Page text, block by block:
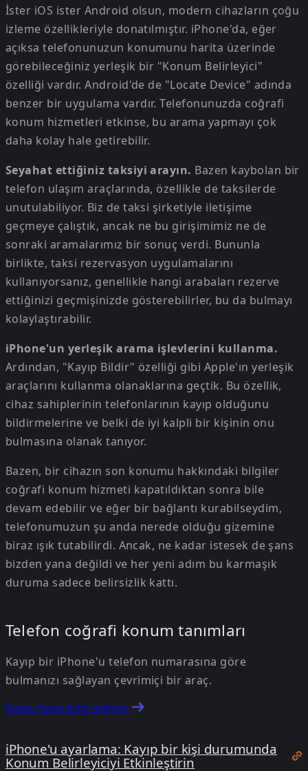
İster iOS ister Android olsun, modern cihazların çoğu
izleme özellikleriyle donatılmıştır. iPhone'da, eğer
açıksa telefonunuzun konumunu harita üzerinde
görebileceğiniz yerleşik bir "Konum Belirleyici"
özelliği vardır. Android'de de "Locate Device" adında
benzer bir uygulama vardır. Telefonunuzda coğrafi
konum hizmetleri etkinse, bu arama yapmayı çok
daha kolay hale getirebilir.
Seyahat ettiğiniz taksiyi arayın. Bazen kaybolan bir
telefon ulaşım araçlarında, özellikle de taksilerde
unutulabiliyor. Biz de taksi şirketiyle iletişime
geçmeye çalıştık, ancak ne bu girişimimiz ne de
sonraki aramalarımız bir sonuç verdi. Bununla
birlikte, taksi rezervasyon uygulamalarını
kullanıyorsanız, genellikle hangi arabaları rezerve
ettiğinizi geçmişinizde gösterebilirler, bu da bulmayı
kolaylaştırabilir.
iPhone'un yerleşik arama işlevlerini kullanma.
Ardından, "Kayıp Bildir" özelliği gibi Apple'ın yerleşik
araçlarını kullanma olanaklarına geçtik. Bu özellik,
cihaz sahiplerinin telefonlarının kayıp olduğunu
bildirmelerine ve belki de iyi kalpli bir kişinin onu
bulmasına olanak tanıyor.
Bazen, bir cihazın son konumu hakkındaki bilgiler
coğrafi konum hizmeti kapatıldıktan sonra bile
devam edebilir ve eğer bir bağlantı kurabilseydim,
telefonumuzun şu anda nerede olduğu gizemine
biraz ışık tutabilirdi. Ancak, ne kadar istesek de şans
bizden yana değildi ve her yeni adım bu karmaşık
duruma sadece belirsizlik kattı.
Telefon coğrafi konum tanımları
Kayıp bir iPhone'u telefon numarasına göre
bulmanızı sağlayan çevrimiçi bir araç.
Daha fazla bilgi edinin
iPhone'u ayarlama: Kayıp bir kişi durumunda
Konum Belirleyiciyi Etkinleştirin